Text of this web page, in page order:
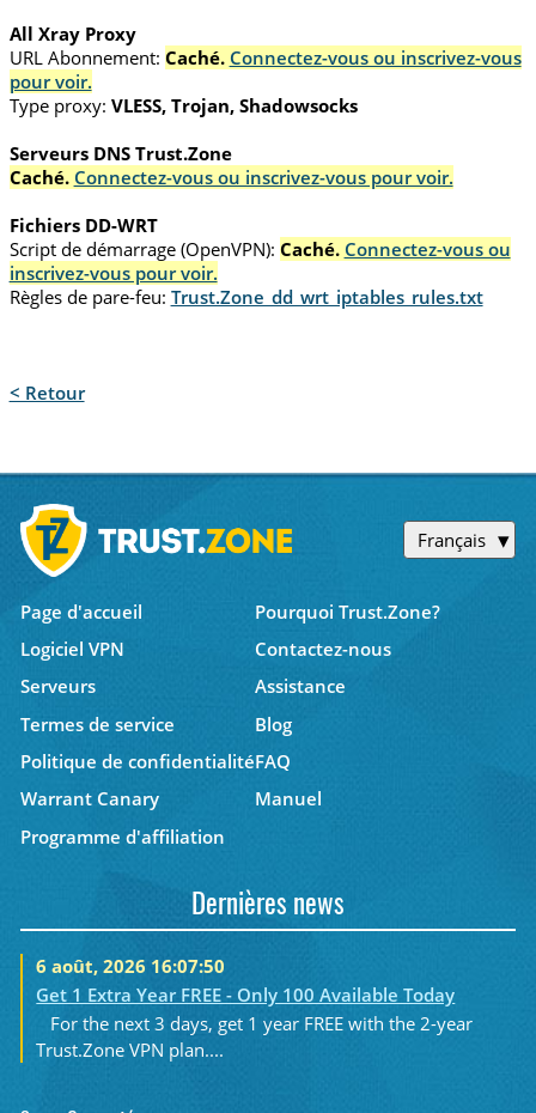
All Xray Proxy
URL Abonnement: Caché. Connectez-vous ou inscrivez-vous
pour voir.
Type proxy: VLESS, Trojan, Shadowsocks
Serveurs DNS Trust.Zone
Caché. Connectez-vous ou inscrivez-vous pour voir.
Fichiers DD-WRT
Script de démarrage (OpenVPN): Caché. Connectez-vous ou
inscrivez-vous pour voir.
Règles de pare-feu: Trust.Zone_dd_wrt_iptables_rules.txt
< Retour
Français
Page d'accueil
Pourquoi Trust.Zone?
Logiciel VPN
Contactez-nous
Serveurs
Assistance
Termes de service
Blog
Politique de confidentialitéFAQ
Warrant Canary
Manuel
Programme d'affiliation
Dernières news
6 août, 2026 16:07:50
Get 1 Extra Year FREE - Only 100 Available Today
For the next 3 days, get 1 year FREE with the 2-year
Trust.Zone VPN plan....